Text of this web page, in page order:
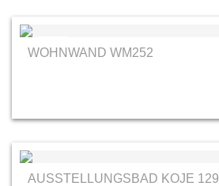
MCA
WOHNWAND WM252
AUSSTELLUNGSBAD KOJE 129